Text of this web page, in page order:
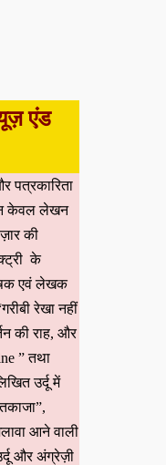
एंड
पत्रकारिता
न केवल लेखन
की
के
एवं लेखक
रेखा नहीं
की राह, और
” तथा
उर्दू में
आने वाली
और अंग्रेज़ी